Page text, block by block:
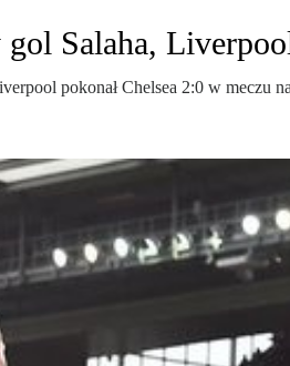
Salaha,
pokonał Chelsea 2:0 w